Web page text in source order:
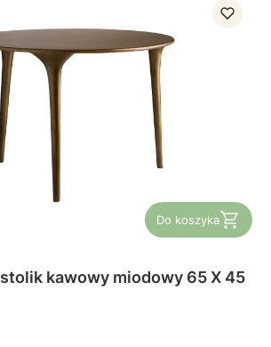
Do koszyka
TINE K HOME- stolik kawowy miodowy 65 X 45